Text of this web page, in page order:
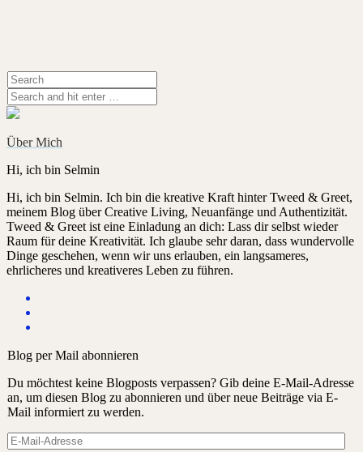
Über Mich
Hi, ich bin Selmin
Hi, ich bin Selmin. Ich bin die kreative Kraft hinter Tweed & Greet,
meinem Blog über Creative Living, Neuanfänge und Authentizität.
Tweed & Greet ist eine Einladung an dich: Lass dir selbst wieder
Raum für deine Kreativität. Ich glaube sehr daran, dass wundervolle
Dinge geschehen, wenn wir uns erlauben, ein langsameres,
ehrlicheres und kreativeres Leben zu führen.
Blog per Mail abonnieren
Du möchtest keine Blogposts verpassen? Gib deine E-Mail-Adresse
an, um diesen Blog zu abonnieren und über neue Beiträge via E-
Mail informiert zu werden.
E-